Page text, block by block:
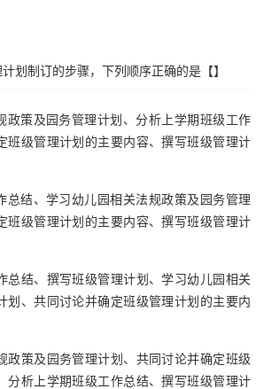
划制订的步骤，下列顺序正确的是【】
政策及园务管理计划、分析上学期班级工作
班级管理计划的主要内容、撰写班级管理计
总结、学习幼儿园相关法规政策及园务管理
班级管理计划的主要内容、撰写班级管理计
总结、撰写班级管理计划、学习幼儿园相关
划、共同讨论并确定班级管理计划的主要内
政策及园务管理计划、共同讨论并确定班级
分析上学期班级工作总结、撰写班级管理计